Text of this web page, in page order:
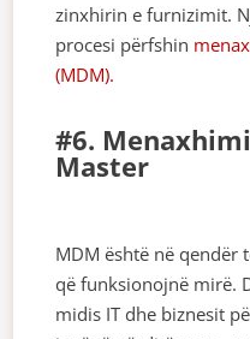
zinxhirin e furnizimit.
procesi përfshin
(MDM).
#6.
Master
MDM është në qendër
që funksionojnë mirë.
midis IT dhe biznesit